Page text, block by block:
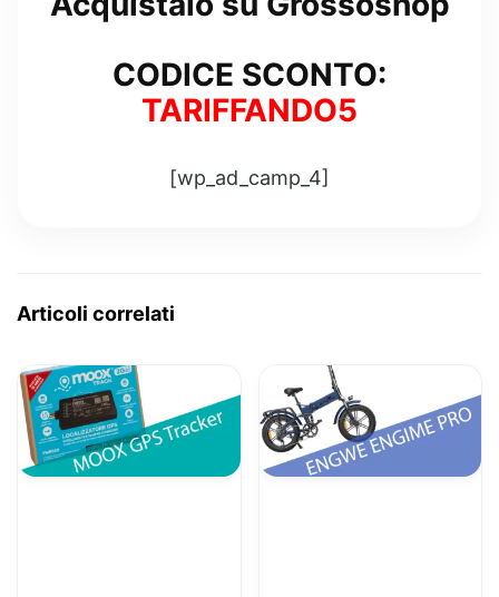
CODICE SCONTO:
TARIFFANDO5
[wp_ad_camp_4]
Articoli correlati